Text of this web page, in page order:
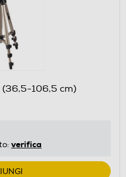
(36,5-106,5 cm)
verifica